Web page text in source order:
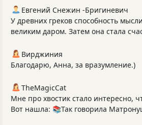
Евгений Снежин -Бригиневич
У древних греков способность
великим даром. Затем она стала
Вирджиния
Благодарю, Анна, за вразумление.)
TheMagicCat
Мне про хвостик стало интересно,
Вот нашла: 📚Так говорила